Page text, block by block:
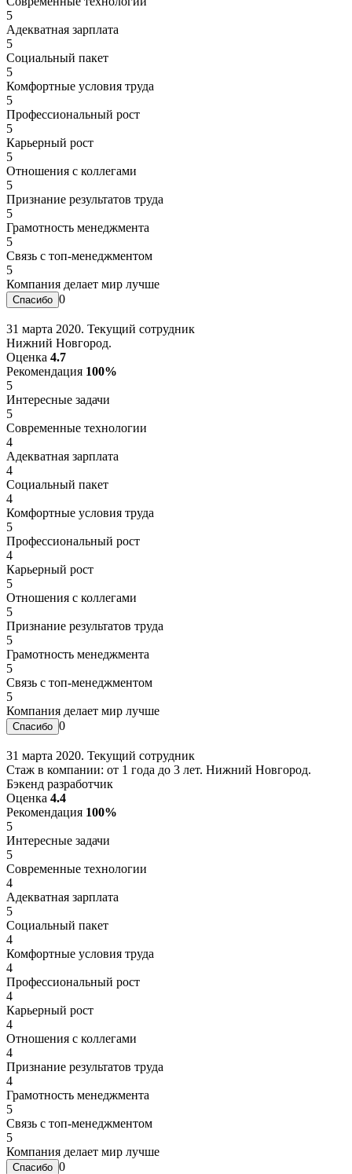
5
Адекватная зарплата
5
Социальный пакет
5
Комфортные условия труда
5
Профессиональный рост
5
Карьерный рост
5
Отношения с коллегами
5
Признание результатов труда
5
Грамотность менеджмента
5
Связь с топ-менеджментом
5
Компания делает мир лучше
0
31 марта 2020. Текущий сотрудник
Нижний Новгород.
Оценка 4.7
Рекомендация 100%
5
Интересные задачи
5
Современные технологии
4
Адекватная зарплата
4
Социальный пакет
4
Комфортные условия труда
5
Профессиональный рост
4
Карьерный рост
5
Отношения с коллегами
5
Признание результатов труда
5
Грамотность менеджмента
5
Связь с топ-менеджментом
5
Компания делает мир лучше
0
31 марта 2020. Текущий сотрудник
Стаж в компании: от 1 года до 3 лет. Нижний Новгород.
Бэкенд разработчик
Оценка 4.4
Рекомендация 100%
5
Интересные задачи
5
Современные технологии
4
Адекватная зарплата
5
Социальный пакет
4
Комфортные условия труда
4
Профессиональный рост
4
Карьерный рост
4
Отношения с коллегами
4
Признание результатов труда
4
Грамотность менеджмента
5
Связь с топ-менеджментом
5
Компания делает мир лучше
0